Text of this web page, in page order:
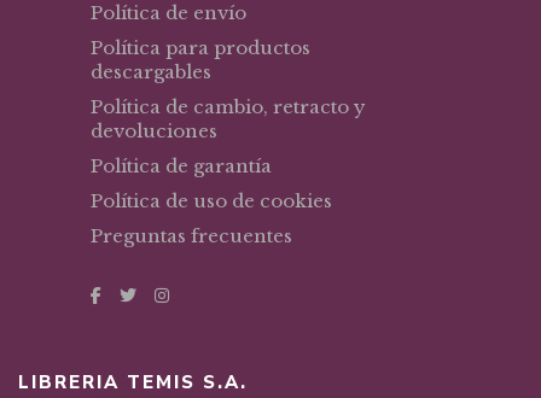
Política de envío
Política para productos
descargables
Política de cambio, retracto y
devoluciones
Política de garantía
Política de uso de cookies
Preguntas frecuentes
LIBRERIA TEMIS S.A.